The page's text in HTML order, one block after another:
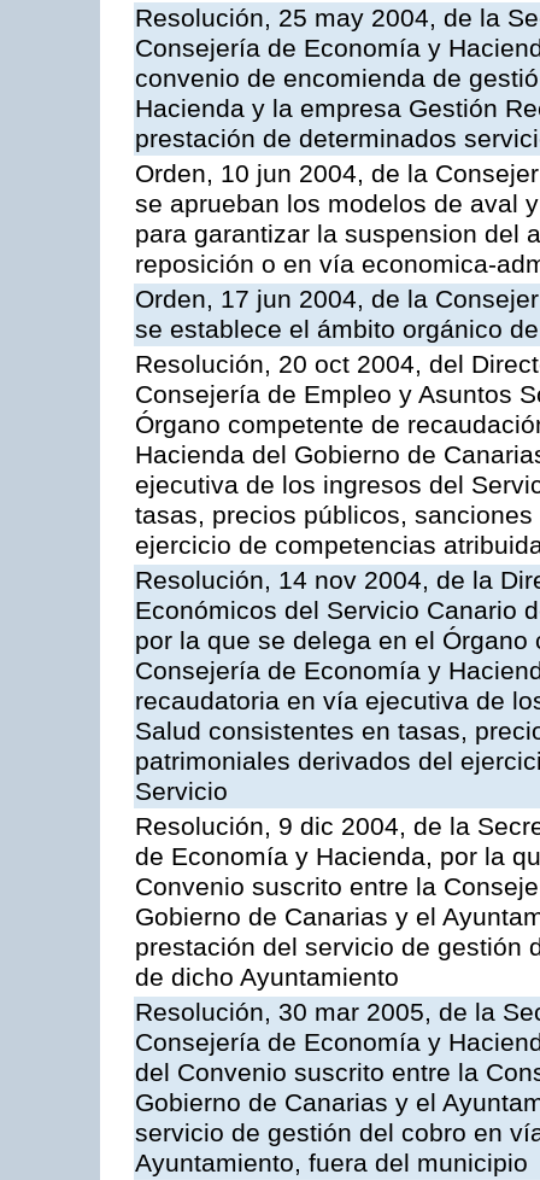
Resolución, 25 may 2004, de la
Consejería de Economía y
convenio de encomienda de
Hacienda y la empresa Gestión
prestación de determinados
Orden, 10 jun 2004, de la
se aprueban los modelos de aval
para garantizar la suspension del
reposición o en vía economica-
Orden, 17 jun 2004, de la
se establece el ámbito orgánico
Resolución, 20 oct 2004, del
Consejería de Empleo y Asuntos
Órgano competente de
Hacienda del Gobierno de
ejecutiva de los ingresos del
tasas, precios públicos,
ejercicio de competencias
Resolución, 14 nov 2004, de la
Económicos del Servicio Canario
por la que se delega en el
Consejería de Economía y
recaudatoria en vía ejecutiva de
Salud consistentes en tasas,
patrimoniales derivados del
Servicio
Resolución, 9 dic 2004, de la
de Economía y Hacienda, por la
Convenio suscrito entre la
Gobierno de Canarias y el
prestación del servicio de gestión
de dicho Ayuntamiento
Resolución, 30 mar 2005, de la
Consejería de Economía y
del Convenio suscrito entre la
Gobierno de Canarias y el
servicio de gestión del cobro en
Ayuntamiento, fuera del municipio